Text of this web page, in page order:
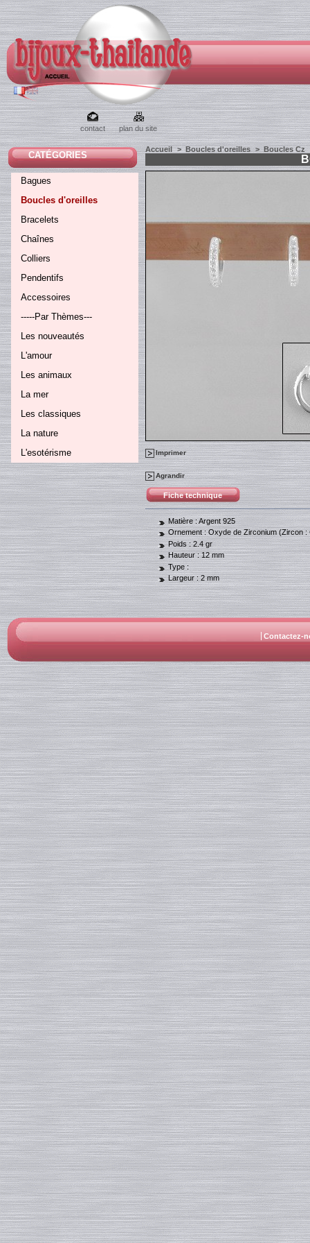
contact plan du site
CATÉGORIES
Bagues
Boucles d'oreilles
Bracelets
Chaînes
Colliers
Pendentifs
Accessoires
-----Par Thèmes---
Les nouveautés
L'amour
Les animaux
La mer
Les classiques
La nature
L'esotérisme
Accueil > Boucles d'oreilles > Boucles Cz
Imprimer
Agrandir
Fiche technique
Matière : Argent 925
Ornement :Oxyde de Zirconium (Zircon :
Poids :2.4 gr
Hauteur :12 mm
Type :
Largeur :2 mm
Contactez-